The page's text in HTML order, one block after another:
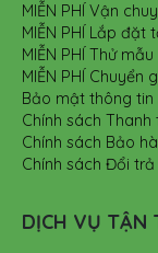
MIỄN PHÍ Vận
MIỄN PHÍ Lắp đặt
MIỄN PHÍ Thử
MIỄN PHÍ Chuyển
Bảo mật thông tin
Chính sách Thanh
Chính sách Bảo
Chính sách Đổi trả
DỊCH VỤ TẬN